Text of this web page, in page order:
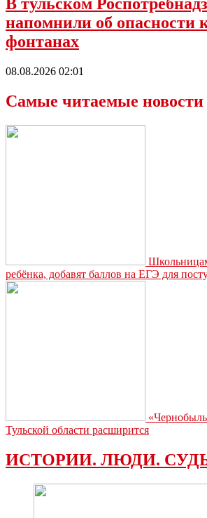
напомнили об опасности
фонтанах
08.08.2026 02:01
Самые читаемые новости
ребёнка, добавят баллов на ЕГЭ для
Тульской области расширится
ИСТОРИИ. ЛЮДИ.